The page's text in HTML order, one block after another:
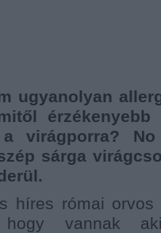
ugyanolyan
virágporra?
sárga
híres római
vannak